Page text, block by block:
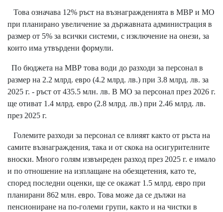
Това означава 12% ръст на възнагражденията в МВР и МО
при планирано увеличение за държавната администрация в
размер от 5% за всички системи, с изключение на онези, за
които има утвърдени формули.
По бюджета на МВР това води до разходи за персонал в
размер на 2.2 млрд. евро (4.2 млрд. лв.) при 3.8 млрд. лв. за
2025 г. - ръст от 435.5 млн. лв. В МО за персонал през 2026 г.
ще отиват 1.4 млрд. евро (2.8 млрд. лв.) при 2.46 млрд. лв.
през 2025 г.
Големите разходи за персонал се влияят както от ръста на
самите възнаграждения, така и от скока на осигурителните
вноски. Много голям извънреден разход през 2025 г. е имало
и по отношение на изплащане на обезщетения, като те,
според последни оценки, ще се окажат 1.5 млрд. евро при
планирани 862 млн. евро. Това може да се дължи на
пенсиониране на по-големи групи, както и на чистки в